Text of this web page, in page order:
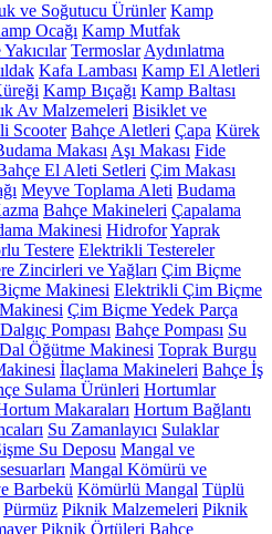
ve Soğutucu Ürünler Kamp
Ocağı Kamp Mutfak
Termoslar Aydınlatma
Kafa Lambası Kamp El Aletleri
Kamp Bıçağı Kamp Baltası
Av Malzemeleri Bisiklet ve
Scooter Bahçe Aletleri Çapa Kürek
Makası Aşı Makası Fide
El Aleti Setleri Çim Makası
Meyve Toplama Aleti Budama
Bahçe Makineleri Çapalama
Makinesi HidroforYaprak
Testere Elektrikli Testereler
Zincirleri ve Yağları Çim Biçme
Makinesi Elektrikli Çim Biçme
Çim Biçme Yedek Parça
Dalgıç Pompası Bahçe Pompası Su
Dal Öğütme Makinesi Toprak Burgu
İlaçlama Makineleri Bahçe İş
Sulama Ürünleri Hortumlar
Makaraları Hortum Bağlantı
Su Zamanlayıcı Sulaklar
Su Deposu Mangal ve
Mangal Kömürü ve
Barbekü Kömürlü Mangal Tüplü
Pürmüz Piknik Malzemeleri Piknik
Piknik Örtüleri Bahçe